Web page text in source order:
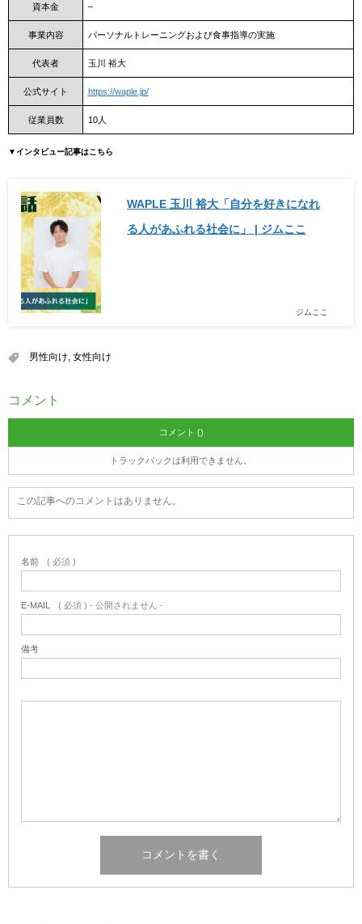
資本金 –
事業内容 パーソナルトレーニングおよび食事指導の実施
代表者 玉川 裕大
公式サイト https://waple.jp/
従業員数 10人
▼インタビュー記事はこちら
WAPLE 玉川 裕大「自分を好きになれ
る人があふれる社会に」 | ジムここ
ジムここ
男性向け, 女性向け
コメント
コメント ()
トラックバックは利用できません。
この記事へのコメントはありません。
名前 ( 必須 )
E-MAIL ( 必須 ) - 公開されません -
備考